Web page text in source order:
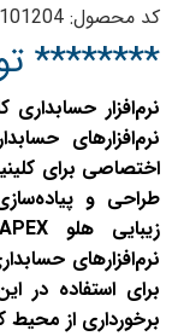
کد محصول: 101204
********
اختصاصی برای
طراحی و
برای استفاده در
برخورداری از